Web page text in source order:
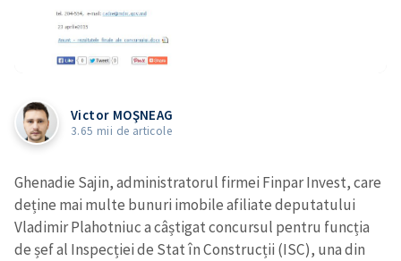
Victor MOŞNEAG
3.65 mii de articole
Ghenadie Sajin, administratorul firmei Finpar Invest, care
deține mai multe bunuri imobile afiliate deputatului
Vladimir Plahotniuc a câștigat concursul pentru funcția
de șef al Inspecției de Stat în Construcții (ISC), una din